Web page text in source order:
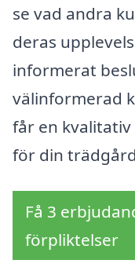
se vad andra
deras
informerat
välinformerad
får en
för din
Få 3
förpliktelser